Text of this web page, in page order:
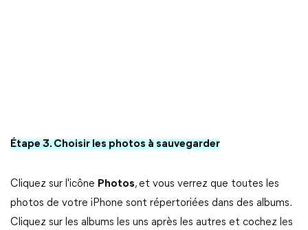
Étape 3. Choisir les photos à sauvegarder
Cliquez sur l'icône Photos, et vous verrez que toutes les
photos de votre iPhone sont répertoriées dans des albums.
Cliquez sur les albums les uns après les autres et cochez les